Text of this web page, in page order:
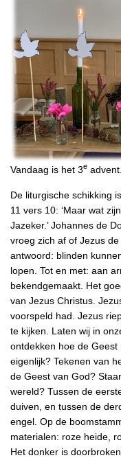
Vandaag is het 3e advent.
De liturgische schikking
11 vers 10: ‘Maar wat
Jazeker.’ Johannes de
vroeg zich af of Jezus
antwoord: blinden
lopen. Tot en met: aan
bekendgemaakt. Het
van Jezus Christus.
voorspeld had. Jezus
te kijken. Laten wij in
ontdekken hoe de
eigenlijk? Tekenen van
de Geest van God?
wereld? Tussen de
duiven, en tussen de
engel. Op de
materialen: roze heide,
Het donker is